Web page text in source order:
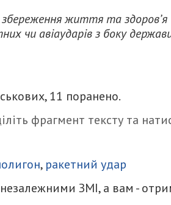
життя та здоров’я
чи авіаударів з боку
11 поранено.
фрагмент тексту та
, ракетний удар
ЗМІ, а вам -